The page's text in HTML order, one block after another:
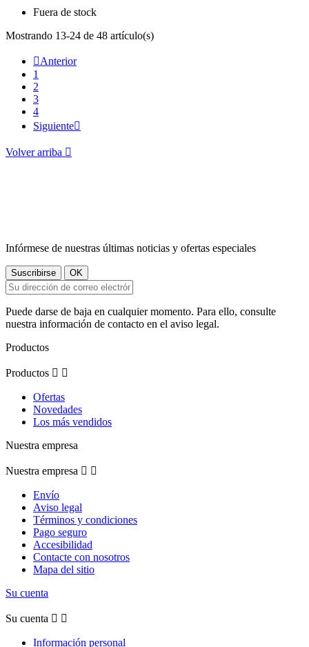
Fuera de stock
Mostrando 13-24 de 48 artículo(s)
Anterior
1
2
3
4
Siguiente
Volver arriba 
Infórmese de nuestras últimas noticias y ofertas especiales
Puede darse de baja en cualquier momento. Para ello, consulte
nuestra información de contacto en el aviso legal.
Productos
Productos  
Ofertas
Novedades
Los más vendidos
Nuestra empresa
Nuestra empresa  
Envío
Aviso legal
Términos y condiciones
Pago seguro
Accesibilidad
Contacte con nosotros
Mapa del sitio
Su cuenta
Su cuenta  
Información personal